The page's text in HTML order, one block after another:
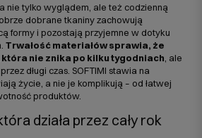
nie tylko wyglądem, ale też codzienną
dobrane tkaniny zachowują
formy i pozostają przyjemne w dotyku
Trwałość materiałów sprawia, że
nie znika po kilku tygodniach , ale
długi czas. SOFTIMI stawia na
życie, a nie je komplikują – od łatwej
produktów.
działa przez cały rok